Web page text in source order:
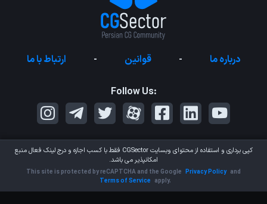
درباره ما - قوانین - ارتباط با ما
Follow Us:
کپی برداری و استفاده از محتوای وبسایتCGSector فقط با کسب اجازه و درج لینک فعال منبع
امکانپذیر می باشد.
This site is protected by reCAPTCHA and the Google Privacy Policy and
Terms of Service apply.